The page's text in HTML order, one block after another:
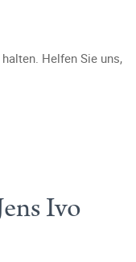
Helfen Sie uns,
Ivo